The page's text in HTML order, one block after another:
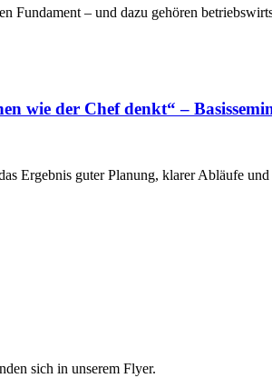
Fundament – und dazu gehören
wie der Chef denkt“ –
Ergebnis guter Planung, klarer Abläufe
sich in unserem Flyer.